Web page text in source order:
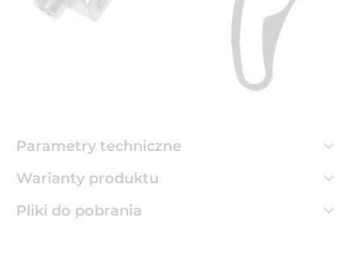
Parametry techniczne
Warianty produktu
Pliki do pobrania